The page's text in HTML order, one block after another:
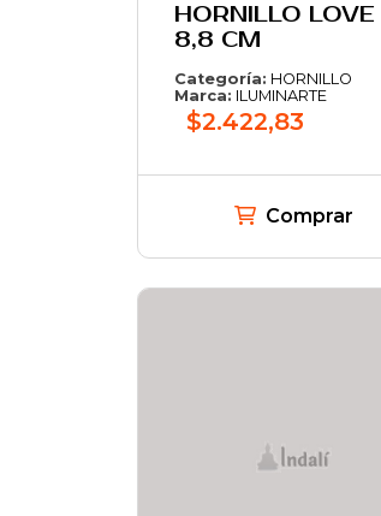
HORNILLO LOVE
8,8 CM
Categoría: HORNILLO
Marca: ILUMINARTE
$2.422,83
Comprar